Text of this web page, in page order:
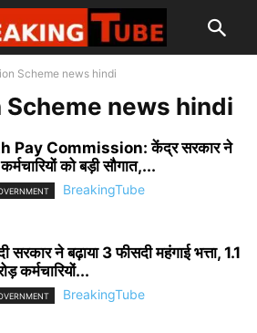
Scheme news hindi
Scheme news hindi
Pay Commission: केंद्र सरकार ने
को बड़ी सौगात,...
BreakingTube
सरकार ने बढ़ाया 3 फीसदी महंगाई भत्ता, 1.1
कर्मचारियों...
BreakingTube